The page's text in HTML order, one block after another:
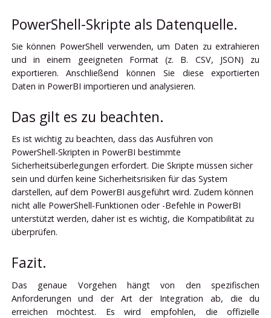
PowerShell-Skripte als Datenquelle.
Sie können PowerShell verwenden, um Daten zu extrahieren
und in einem geeigneten Format (z. B. CSV, JSON) zu
exportieren. Anschließend können Sie diese exportierten
Daten in PowerBI importieren und analysieren.
Das gilt es zu beachten.
Es ist wichtig zu beachten, dass das Ausführen von
PowerShell-Skripten in PowerBI bestimmte
Sicherheitsüberlegungen erfordert. Die Skripte müssen sicher
sein und dürfen keine Sicherheitsrisiken für das System
darstellen, auf dem PowerBI ausgeführt wird. Zudem können
nicht alle PowerShell-Funktionen oder -Befehle in PowerBI
unterstützt werden, daher ist es wichtig, die Kompatibilität zu
überprüfen.
Fazit.
Das genaue Vorgehen hängt von den spezifischen
Anforderungen und der Art der Integration ab, die du
erreichen möchtest. Es wird empfohlen, die offizielle